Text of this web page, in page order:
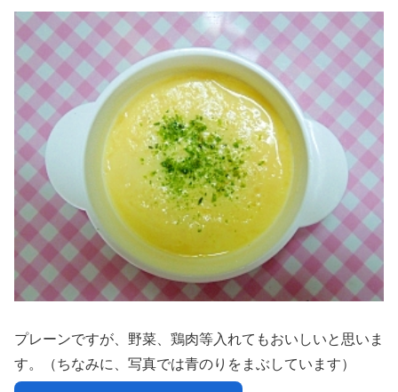
プレーンですが、野菜、鶏肉等入れてもおいしいと思いま
す。（ちなみに、写真では青のりをまぶしています）